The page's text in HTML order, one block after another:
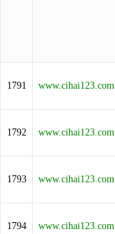
1791 www.cihai123.com
1792 www.cihai123.com
1793 www.cihai123.com
1794 www.cihai123.com